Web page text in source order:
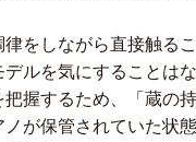
律をしながら直接触る
ルを気にすることは
把握するため、「蔵の
ノが保管されていた状